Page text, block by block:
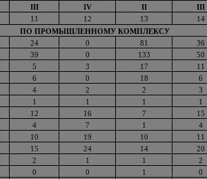
III IV II III
11 12 13 14
ПО ПРОМЫШЛЕННОМУ КОМПЛЕКСУ
24 0 81 36
39 0 133 50
5 3 17 11
6 0 18 6
4 2 2 3
1 1 1 1
12 16 7 15
4 7 1 4
10 19 10 11
15 24 14 20
2 1 1 2
0 0 1 0